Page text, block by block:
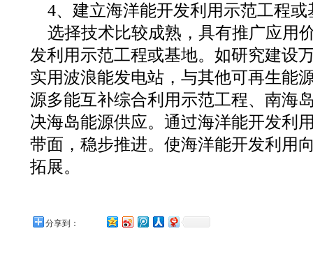
4、建立海洋能开发利用示范工程或
选择技术比较成熟，具有推广应用
发利用示范工程或基地。如研究建设
实用波浪能发电站，与其他可再生能
源多能互补综合利用示范工程、南海
决海岛能源供应。通过海洋能开发利
带面，稳步推进。使海洋能开发利用
拓展。
分享到：